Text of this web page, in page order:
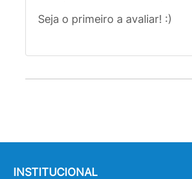
Seja o primeiro a avaliar! :)
INSTITUCIONAL